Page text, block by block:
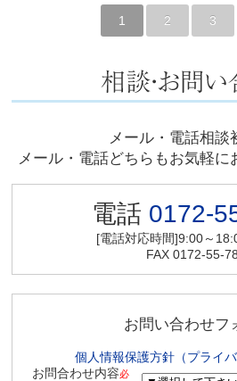
1 2 3
メール・電話相談
メール・電話どちらもお気軽に
電話 0172-
[電話対応時間]9:00～
FAX 0172-55-
お問い合わせフ
個人情報保護方針（プライバ
お問合わせ内容必